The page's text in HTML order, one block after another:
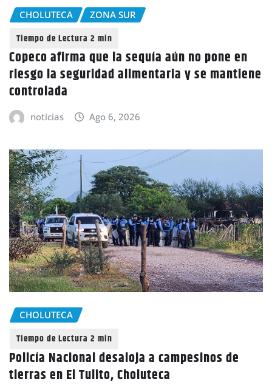
CHOLUTECA ZONA SUR
Copeco afirma que la sequía aún no pone en
riesgo la seguridad alimentaria y se mantiene
controlada
noticias Ago 6, 2026
CHOLUTECA
Policía Nacional desaloja a campesinos de
tierras en El Tulito, Choluteca